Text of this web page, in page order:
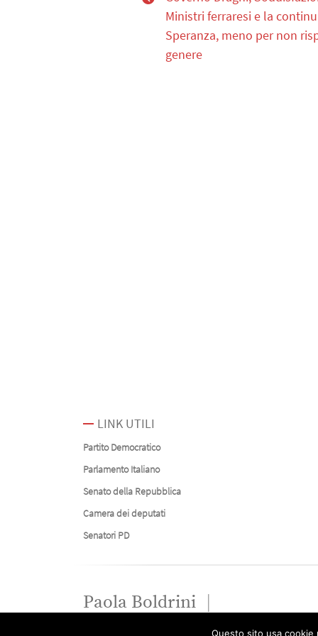
Ministri ferraresi e la
Speranza, meno per non
genere
LINK UTILI
Partito Democratico
Parlamento Italiano
Senato della Repubblica
Camera dei deputati
Senatori PD
Paola Boldrini
Questo sito usa cookie